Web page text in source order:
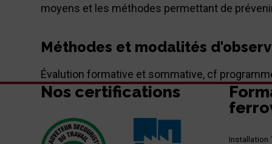
moyens et les méthodes permettant de
Méthodes et modalités
Évalution formative et sommative, cf
Nos certifications
Installation